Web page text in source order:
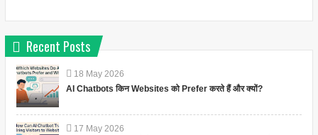
Recent Posts
18 May 2026
AI Chatbots किन Websites को Prefer करते हैं और क्यों?
17 May 2026